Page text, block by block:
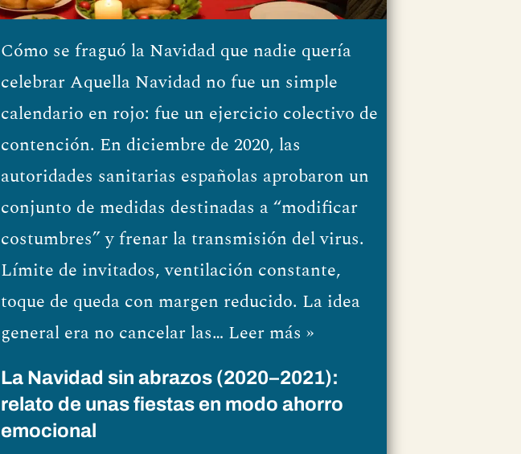
Cómo se fraguó la Navidad que nadie quería
celebrar Aquella Navidad no fue un simple
calendario en rojo: fue un ejercicio colectivo de
contención. En diciembre de 2020, las
autoridades sanitarias españolas aprobaron un
conjunto de medidas destinadas a “modificar
costumbres” y frenar la transmisión del virus.
Límite de invitados, ventilación constante,
toque de queda con margen reducido. La idea
general era no cancelar las… Leer más »
La Navidad sin abrazos (2020–2021):
relato de unas fiestas en modo ahorro
emocional